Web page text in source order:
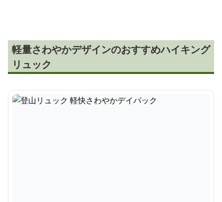
軽量さわやかデザインのおすすめハイキング
リュック